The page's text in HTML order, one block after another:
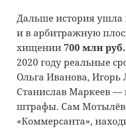
Дальше история ушла
и в арбитражную
хищении700 млн руб.
2020 году реальные
Ольга Иванова, Игорь
Станислав Маркеев —
штрафы. Сам
«Коммерсанта»,